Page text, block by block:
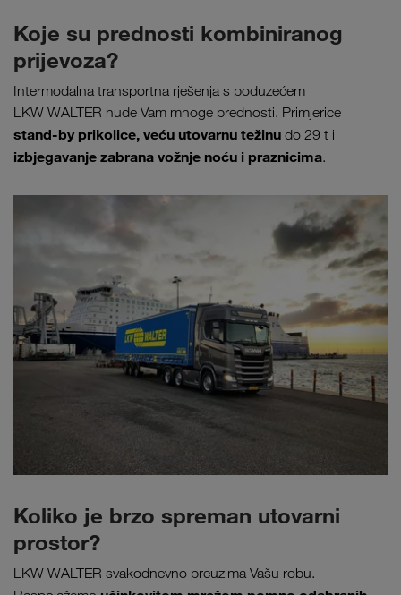
Koje su prednosti kombiniranog
prijevoza?
Intermodalna transportna rješenja s poduzećem
LKW WALTER nude Vam mnoge prednosti. Primjerice
stand-by prikolice, veću utovarnu težinu do 29 t i
izbjegavanje zabrana vožnje noću i praznicima.
Koliko je brzo spreman utovarni
prostor?
LKW WALTER svakodnevno preuzima Vašu robu.